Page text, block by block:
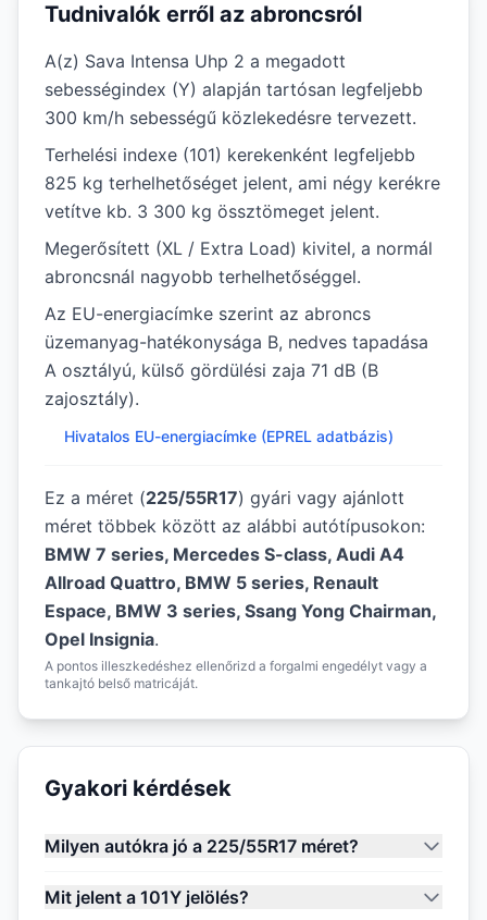
Tudnivalók erről az abroncsról
A(z) Sava Intensa Uhp 2 a megadott
sebességindex (Y) alapján tartósan legfeljebb
300 km/h sebességű közlekedésre tervezett.
Terhelési indexe (101) kerekenként legfeljebb
825 kg terhelhetőséget jelent, ami négy kerékre
vetítve kb. 3 300 kg össztömeget jelent.
Megerősített (XL / Extra Load) kivitel, a normál
abroncsnál nagyobb terhelhetőséggel.
Az EU-energiacímke szerint az abroncs
üzemanyag-hatékonysága B, nedves tapadása
A osztályú, külső gördülési zaja 71 dB (B
zajosztály).
Hivatalos EU-energiacímke (EPREL adatbázis)
Ez a méret (225/55R17) gyári vagy ajánlott
méret többek között az alábbi autótípusokon:
BMW 7 series, Mercedes S-class, Audi A4
Allroad Quattro, BMW 5 series, Renault
Espace, BMW 3 series, Ssang Yong Chairman,
Opel Insignia.
A pontos illeszkedéshez ellenőrizd a forgalmi engedélyt vagy a
tankajtó belső matricáját.
Gyakori kérdések
Milyen autókra jó a 225/55R17 méret?
Mit jelent a 101Y jelölés?